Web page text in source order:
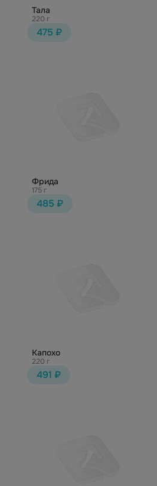
Тала
220 г
475 ₽
Фрида
175 г
485 ₽
Капохо
220 г
491 ₽